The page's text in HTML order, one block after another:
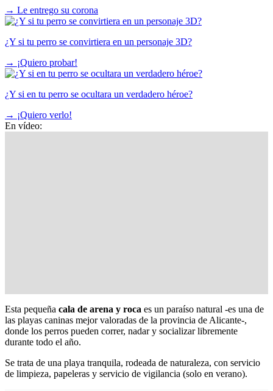
→ Le entrego su corona
¿Y si tu perro se convirtiera en un personaje 3D?
→ ¡Quiero probar!
¿Y si en tu perro se ocultara un verdadero héroe?
→ ¡Quiero verlo!
En vídeo:
Esta pequeña cala de arena y roca es un paraíso natural -es una de
las playas caninas mejor valoradas de la provincia de Alicante-,
donde los perros pueden correr, nadar y socializar libremente
durante todo el año.
Se trata de una playa tranquila, rodeada de naturaleza, con servicio
de limpieza, papeleras y servicio de vigilancia (solo en verano).